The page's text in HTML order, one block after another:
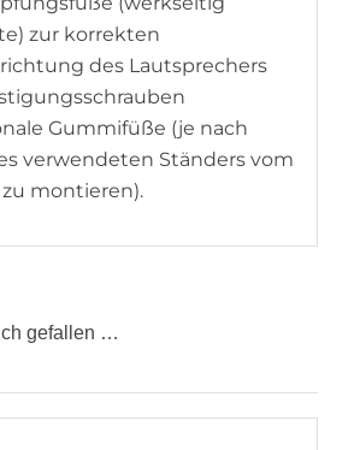
zur korrekten
des Lautsprechers
Gummifüße (je nach
verwendeten Ständers vom
montieren).
gefallen …